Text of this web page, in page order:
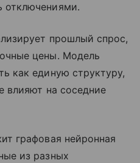
отключениями.
прошлый спрос,
цены. Модель
как единую структуру,
влияют на соседние
графовая нейронная
из разных